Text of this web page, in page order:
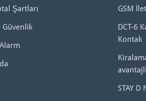
Şartları
Güvenlik
GSM
DCT-6
Kontak
STAY D